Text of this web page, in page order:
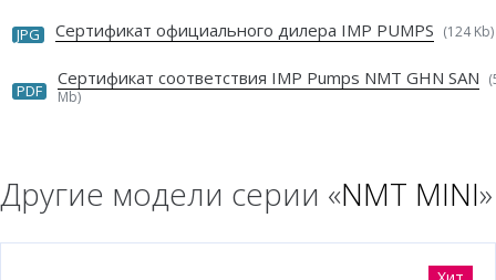
JPG Сертификат официального дилера IMP PUMPS (124 Kb)
PDF
Сертификат соответствия IMP Pumps NMT GHN SAN
Mb)
Другие модели серии «NMT MINI»